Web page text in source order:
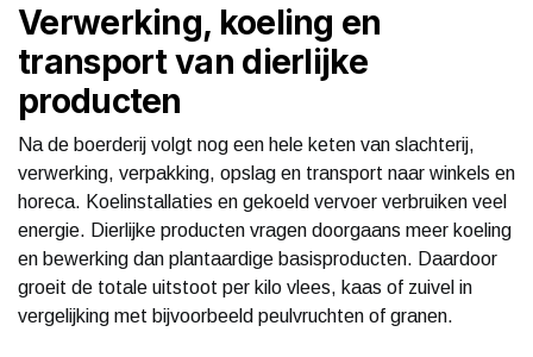
Verwerking, koeling en
transport van dierlijke
producten
Na de boerderij volgt nog een hele keten van slachterij,
verwerking, verpakking, opslag en transport naar winkels en
horeca. Koelinstallaties en gekoeld vervoer verbruiken veel
energie. Dierlijke producten vragen doorgaans meer koeling
en bewerking dan plantaardige basisproducten. Daardoor
groeit de totale uitstoot per kilo vlees, kaas of zuivel in
vergelijking met bijvoorbeeld peulvruchten of granen.